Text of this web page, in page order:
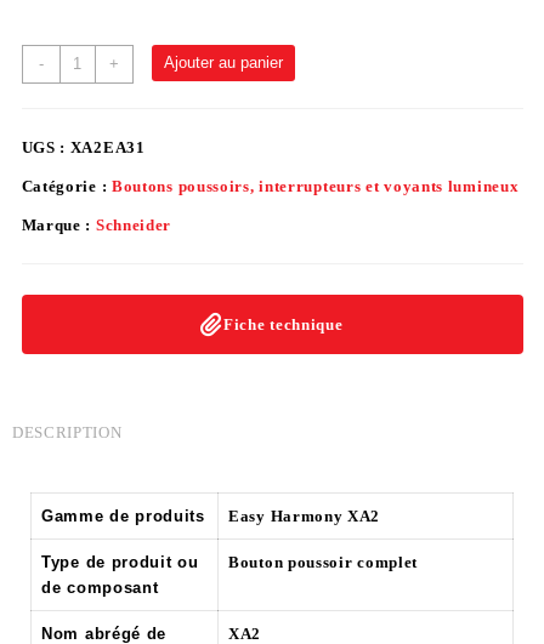
- + Ajouter au panier
UGS : XA2EA31
Catégorie : Boutons poussoirs, interrupteurs et voyants lumineux
Marque : Schneider
Fiche technique
DESCRIPTION
Gamme de produits Easy Harmony XA2
Type de produit ou
de composant
Bouton poussoir complet
Nom abrégé de
XA2